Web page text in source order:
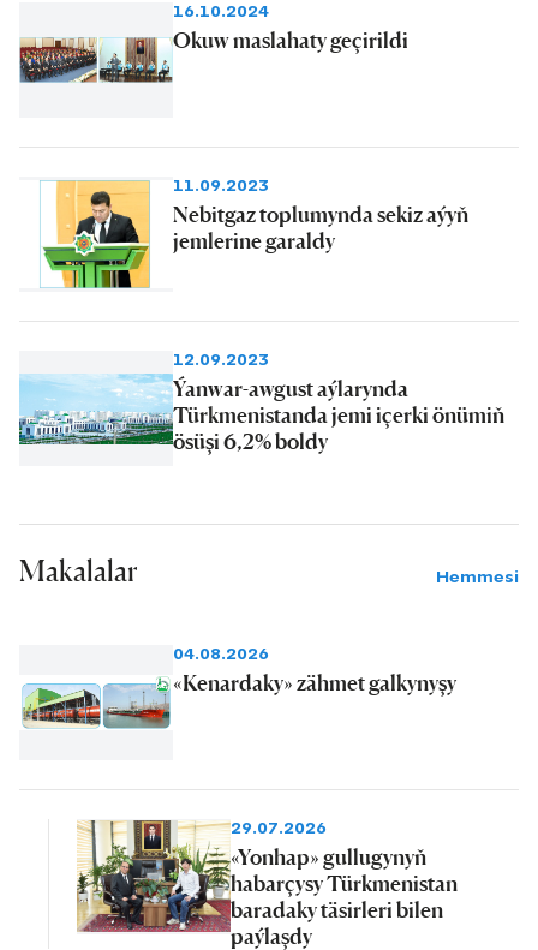
16.10.2024
Okuw maslahaty geçirildi
11.09.2023
Nebitgaz toplumynda sekiz aýyň
jemlerine garaldy
12.09.2023
Ýanwar-awgust aýlarynda
Türkmenistanda jemi içerki önümiň
ösüşi 6,2% boldy
Makalalar Hemmesi
04.08.2026
«Kenardaky» zähmet galkynyşy
29.07.2026
«Yonhap» gullugynyň
habarçysy Türkmenistan
baradaky täsirleri bilen
paýlaşdy